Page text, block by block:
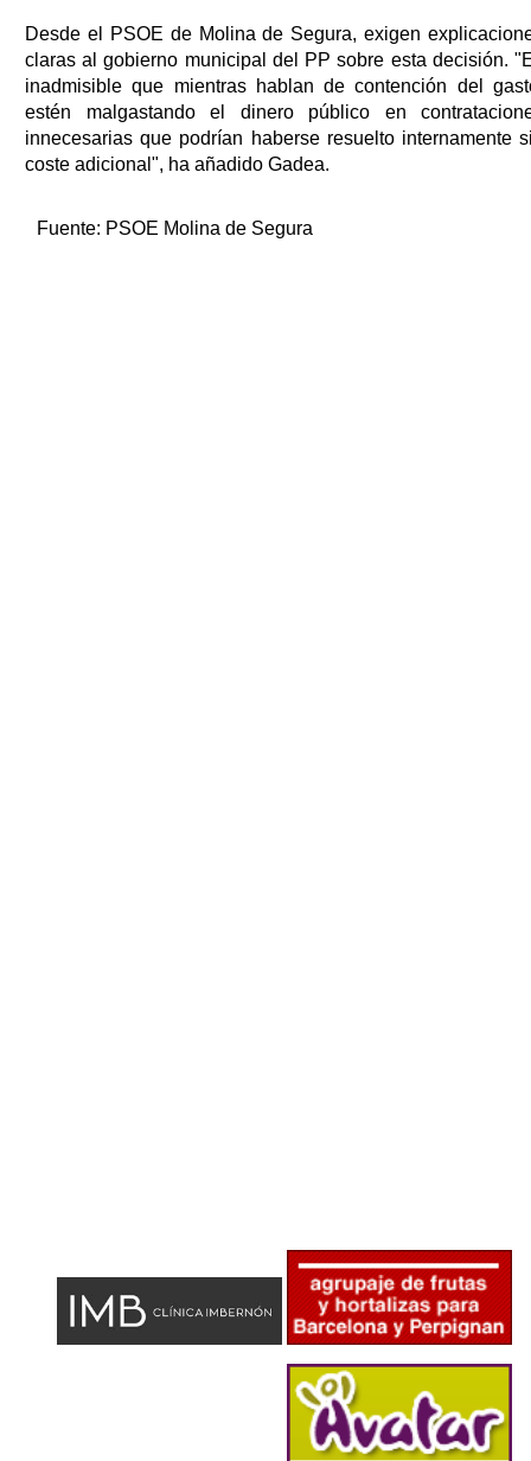
Desde el PSOE de Molina de Segura, exigen
claras al gobierno municipal del PP sobre esta decisión.
inadmisible que mientras hablan de contención del
estén malgastando el dinero público en
innecesarias que podrían haberse resuelto internamente
coste adicional", ha añadido Gadea.
Fuente: PSOE Molina de Segura